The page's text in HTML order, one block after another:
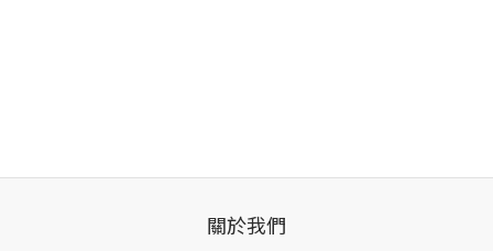
關於我們